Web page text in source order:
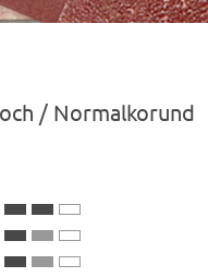
/ Normalkorund